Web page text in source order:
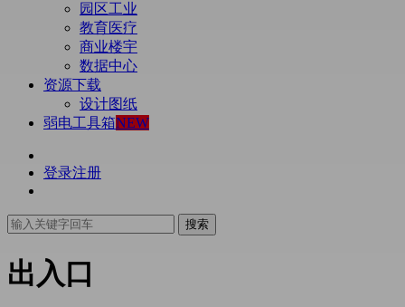
园区工业
教育医疗
商业楼宇
数据中心
资源下载
设计图纸
弱电工具箱NEW
登录注册
搜索
出入口